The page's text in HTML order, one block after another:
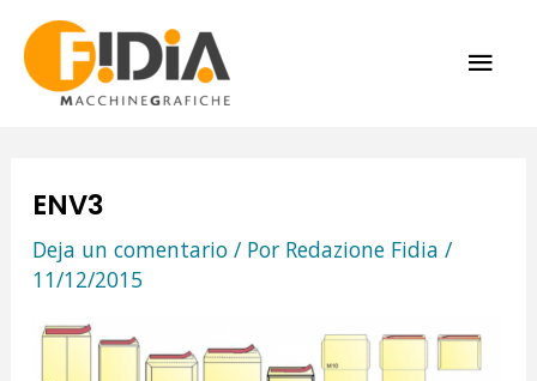
contenido
ENV3
Deja un comentario / Por Redazione Fidia /
11/12/2015